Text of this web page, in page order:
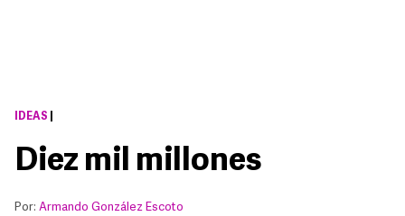
IDEAS
Diez mil millones
Por: Armando González Escoto